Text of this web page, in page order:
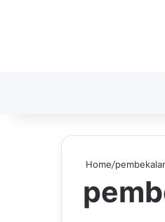
Home/